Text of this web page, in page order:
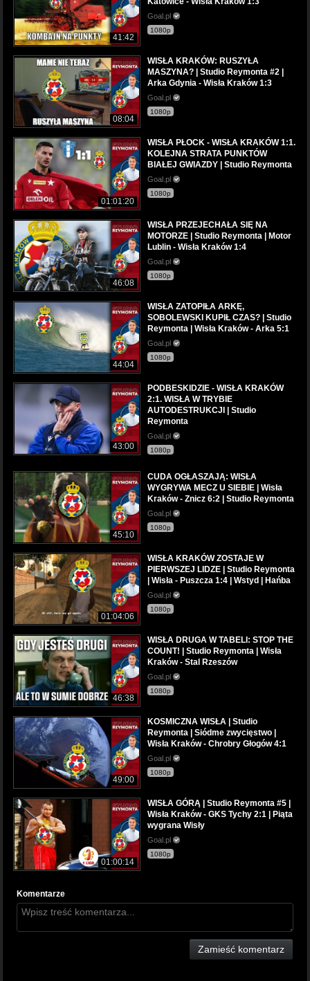
41:42
Goal.pl
1080p
08:04
WISŁA KRAKÓW: RUSZYŁA
MASZYNA? | Studio Reymonta #2 |
Arka Gdynia - Wisła Kraków 1:3
Goal.pl
1080p
01:01:20
WISŁA PŁOCK - WISŁA KRAKÓW 1:1.
KOLEJNA STRATA PUNKTÓW
BIAŁEJ GWIAZDY | Studio Reymonta
Goal.pl
1080p
46:08
WISŁA PRZEJECHAŁA SIĘ NA
MOTORZE | Studio Reymonta | Motor
Lublin - Wisła Kraków 1:4
Goal.pl
1080p
44:04
WISŁA ZATOPIŁA ARKĘ,
SOBOLEWSKI KUPIŁ CZAS? | Studio
Reymonta | Wisła Kraków - Arka 5:1
Goal.pl
1080p
43:00
PODBESKIDZIE - WISŁA KRAKÓW
2:1. WISŁA W TRYBIE
AUTODESTRUKCJI | Studio
Reymonta
Goal.pl
1080p
45:10
CUDA OGŁASZAJĄ: WISŁA
WYGRYWA MECZ U SIEBIE | Wisła
Kraków - Znicz 6:2 | Studio Reymonta
Goal.pl
1080p
01:04:06
WISŁA KRAKÓW ZOSTAJE W
PIERWSZEJ LIDZE | Studio Reymonta
| Wisła - Puszcza 1:4 | Wstyd | Hańba
Goal.pl
1080p
46:38
WISŁA DRUGA W TABELI: STOP THE
COUNT! | Studio Reymonta | Wisła
Kraków - Stal Rzeszów
Goal.pl
1080p
49:00
KOSMICZNA WISŁA | Studio
Reymonta | Siódme zwycięstwo |
Wisła Kraków - Chrobry Głogów 4:1
Goal.pl
1080p
01:00:14
WISŁA GÓRĄ | Studio Reymonta #5 |
Wisła Kraków - GKS Tychy 2:1 | Piąta
wygrana Wisły
Goal.pl
1080p
Komentarze
Zamieść komentarz